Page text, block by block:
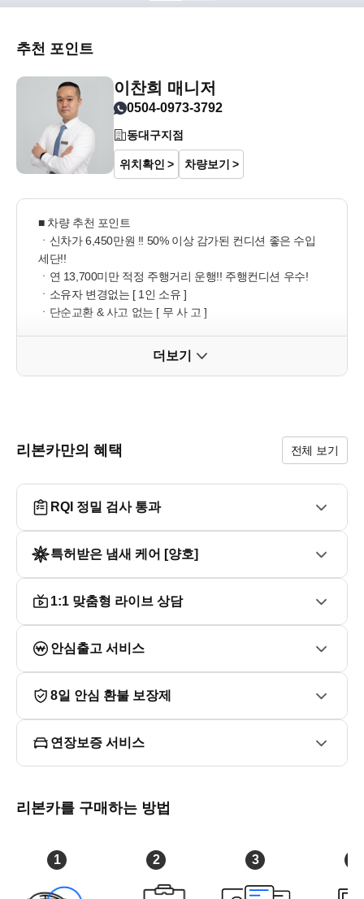
추천 포인트
이찬희 매니저
0504-0973-3792
동대구지점
위치확인 차량보기
■ 차량 추천 포인트
ㆍ신차가 6,450만원 !! 50% 이상 감가된 컨디션 좋은 수입
세단!!
ㆍ연 13,700미만 적정 주행거리 운행!! 주행컨디션 우수!
ㆍ소유자 변경없는 [ 1인 소유 ]
ㆍ단순교환 & 사고 없는 [ 무 사 고 ]
ㆍLED 헤드램프, 전방 추돌 경고, 전방 자동 긴급제동, 차선
■ 오시는길
ㆍ리본카 동대구지점 이찬희 과장
■ 방문전 전화 후 방문부탁드립니다. (중복 계약이 될수 있
더보기
리본카만의 혜택 전체 보기
RQI 정밀 검사 통과
특허받은 냄새 케어 [양호]
1:1 맞춤형 라이브 상담
안심출고 서비스
8일 안심 환불 보장제
연장보증 서비스
리본카를 구매하는 방법
1 2 3